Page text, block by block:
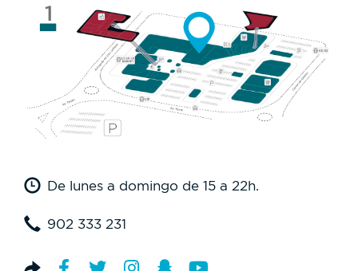
De lunes a domingo de 15 a 22h.
902 333 231